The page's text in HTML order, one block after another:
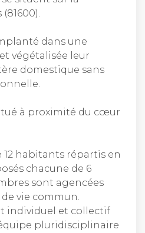
dans une
végétalisée leur
domestique sans
à proximité du cœur
12 habitants répartis en
chacune de 6
sont agencées
vie commun.
individuel et collectif
pluridisciplinaire